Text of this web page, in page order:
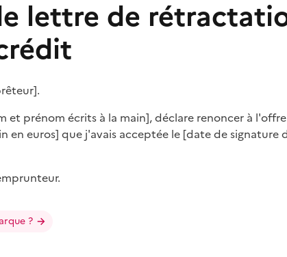
lettre de
et prénom écrits à la main], déclare renoncer à
en euros] que j'avais acceptée le [date de signature
?